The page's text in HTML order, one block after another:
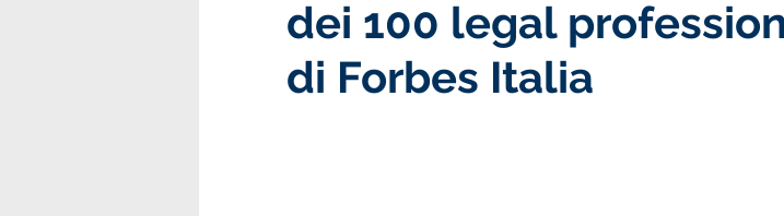
dei 100 legal
di Forbes Italia